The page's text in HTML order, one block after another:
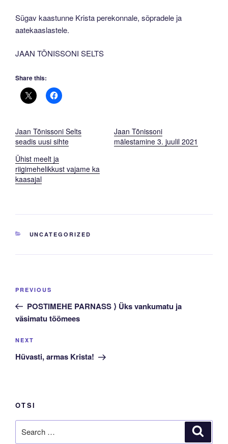
Sügav kaastunne Krista perekonnale, sõpradele ja
aatekaaslastele.
JAAN TÕNISSONI SELTS
Share this:
Jaan Tõnissoni Selts
seadis uusi sihte
Jaan Tõnissoni
mälestamine 3. juulil 2021
Ühist meelt ja
riigimehelikkust vajame ka
kaasajal
CATEGORIES
UNCATEGORIZED
Previous
Post
PREVIOUS
POSTIMEHE PARNASS ⟩ Üks vankumatu ja
väsimatu töömees
Next
Post
NEXT
Hüvasti, armas Krista!
OTSI
for: